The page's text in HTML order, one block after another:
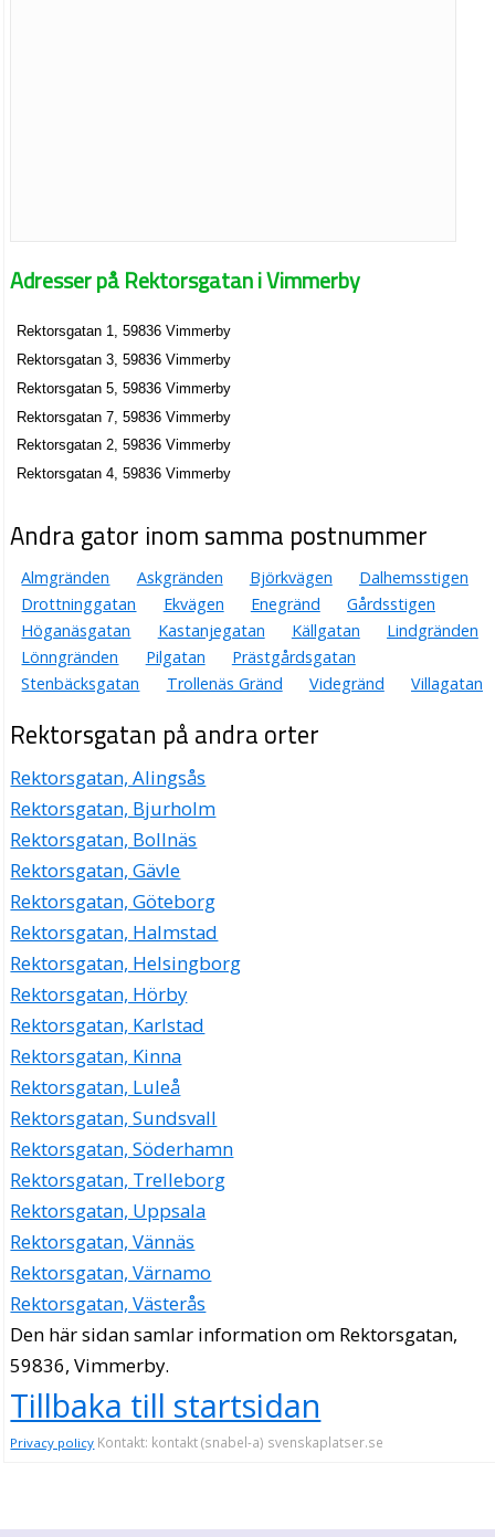
Adresser på Rektorsgatan i Vimmerby
Rektorsgatan 1, 59836 Vimmerby
Rektorsgatan 3, 59836 Vimmerby
Rektorsgatan 5, 59836 Vimmerby
Rektorsgatan 7, 59836 Vimmerby
Rektorsgatan 2, 59836 Vimmerby
Rektorsgatan 4, 59836 Vimmerby
Andra gator inom samma postnummer
Almgränden Askgränden Björkvägen
Dalhemsstigen
Drottninggatan
Ekvägen Enegränd
Gårdsstigen
Höganäsgatan
Kastanjegatan Källgatan
Lindgränden
Lönngränden
Pilgatan
Prästgårdsgatan
Stenbäcksgatan
Trollenäs Gränd Videgränd Villagatan
Rektorsgatan på andra orter
Rektorsgatan, Alingsås
Rektorsgatan, Bjurholm
Rektorsgatan, Bollnäs
Rektorsgatan, Gävle
Rektorsgatan, Göteborg
Rektorsgatan, Halmstad
Rektorsgatan, Helsingborg
Rektorsgatan, Hörby
Rektorsgatan, Karlstad
Rektorsgatan, Kinna
Rektorsgatan, Luleå
Rektorsgatan, Sundsvall
Rektorsgatan, Söderhamn
Rektorsgatan, Trelleborg
Rektorsgatan, Uppsala
Rektorsgatan, Vännäs
Rektorsgatan, Värnamo
Rektorsgatan, Västerås
Den här sidan samlar information om Rektorsgatan,
59836, Vimmerby.
Tillbaka till startsidan
Privacy policy Kontakt: kontakt (snabel-a) svenskaplatser.se